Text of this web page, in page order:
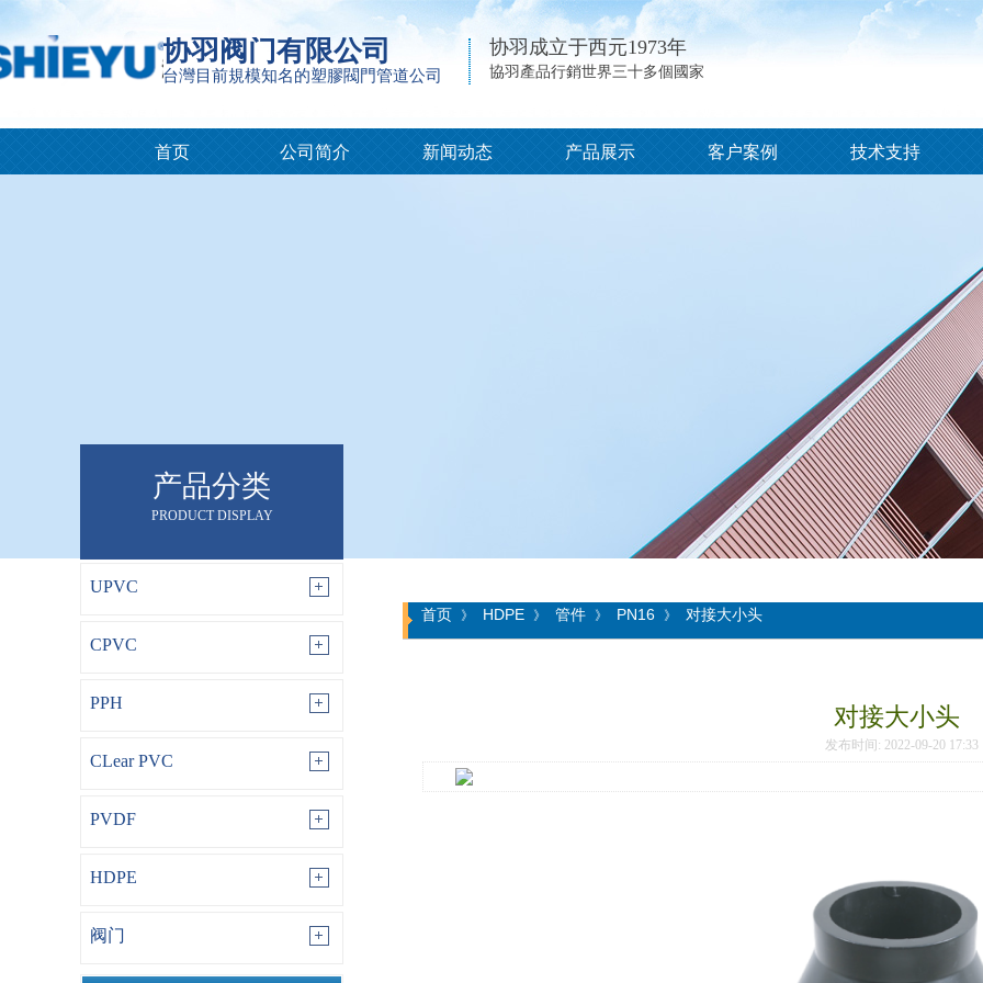
首页 公司简介 新闻动态 产品展示 客户案例 技术支持
协羽阀门有限公司
台灣目前規模知名的塑膠閥門管道公司
协羽成立于西元1973年
協羽產品行銷世界三十多個國家
产品分类
PRODUCT DISPLAY
UPVC
CPVC
PPH
CLear PVC
PVDF
HDPE
阀门
首页 》 HDPE 》 管件 》 PN16 》 对接大小头
对接大小头
发布时间: 2022-09-20